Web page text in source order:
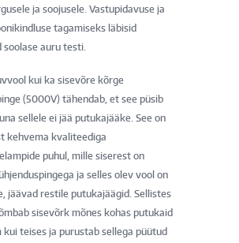
ja soojusele. Vastupidavuse ja
tagamiseks läbisid
auru testi.
kui ka sisevõre kõrge
(5000V) tähendab, et see püsib
sellele ei jää putukajääke. See on
kehvema kvaliteediga
puhul, mille siserest on
ja selles olev vool on
jäävad restile putukajäägid. Sellistes
sisevõrk mõnes kohas putukaid
kui teises ja purustab sellega püütud